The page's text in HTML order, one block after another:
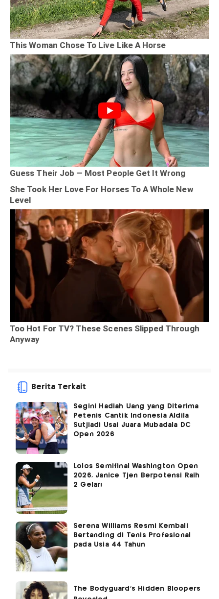
Berita Terkait
Segini Hadiah Uang yang Diterima
Petenis Cantik Indonesia Aldila
Sutjiadi Usai Juara Mubadala DC
Open 2026
Lolos Semifinal Washington Open
2026, Janice Tjen Berpotensi Raih
2 Gelar!
Serena Williams Resmi Kembali
Bertanding di Tenis Profesional
pada Usia 44 Tahun